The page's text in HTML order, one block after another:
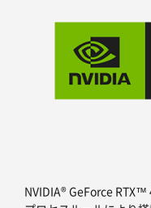
NVIDIA® GeForce